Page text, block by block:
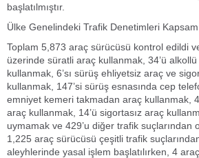
başlatılmıştır.
Ülke Genelindeki Trafik Denetimleri
Toplam 5,873 araç sürücüsü kontrol edildi ve
üzerinde süratli araç kullanmak, 34’ü
kullanmak, 6’sı sürüş ehliyetsiz araç ve
kullanmak, 147’si sürüş esnasında cep
emniyet kemeri takmadan araç kullanmak,
araç kullanmak, 14’ü sigortasız araç
uymamak ve 429’u diğer trafik suçlarından
1,225 araç sürücüsü çeşitli trafik
aleyhlerinde yasal işlem başlatılırken, 4